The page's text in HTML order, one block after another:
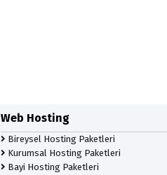
Web Hosting
Bireysel Hosting Paketleri
Kurumsal Hosting Paketleri
Bayi Hosting Paketleri